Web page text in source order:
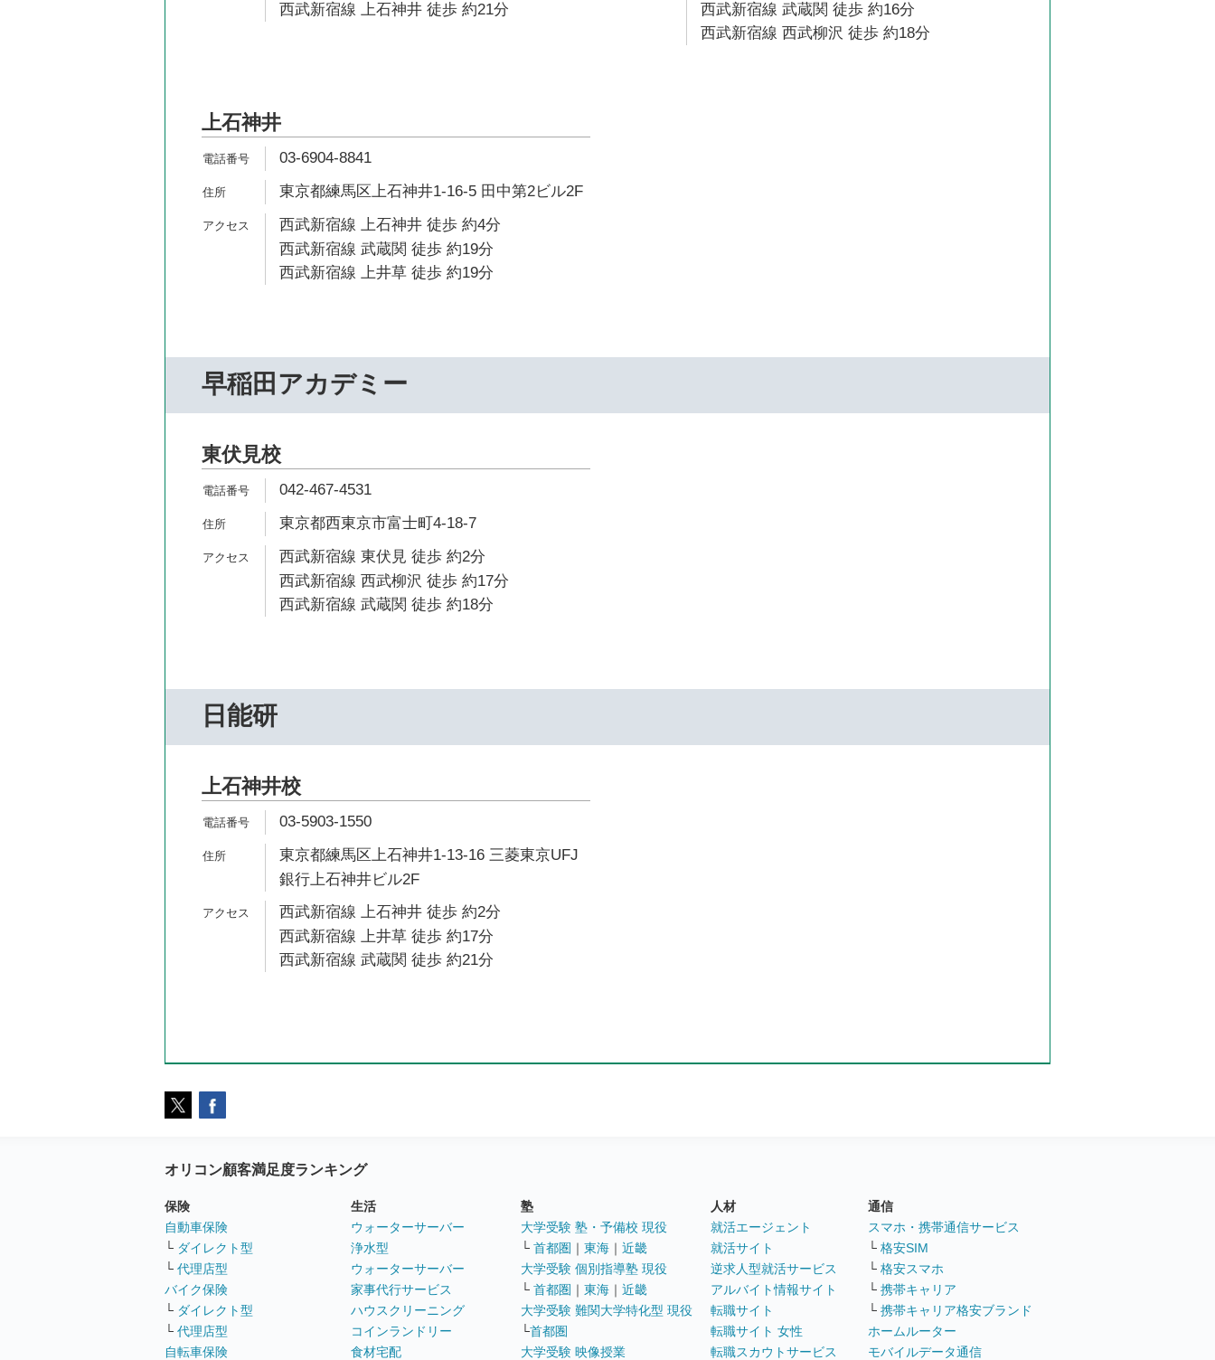
西武新宿線 上石神井 徒歩 約21分
西武新宿線 武蔵関 徒歩 約16分
西武新宿線 西武柳沢 徒歩 約18分
上石神井
03-6904-8841
東京都練馬区上石神井1-16-5 田中第2ビル2F
西武新宿線 上石神井 徒歩 約4分
西武新宿線 武蔵関 徒歩 約19分
西武新宿線 上井草 徒歩 約19分
早稲田アカデミー
東伏見校
042-467-4531
東京都西東京市富士町4-18-7
西武新宿線 東伏見 徒歩 約2分
西武新宿線 西武柳沢 徒歩 約17分
西武新宿線 武蔵関 徒歩 約18分
日能研
上石神井校
03-5903-1550
東京都練馬区上石神井1-13-16 三菱東京UFJ
銀行上石神井ビル2F
西武新宿線 上石神井 徒歩 約2分
西武新宿線 上井草 徒歩 約17分
西武新宿線 武蔵関 徒歩 約21分
オリコン顧客満足度ランキング
保険
自動車保険
└ ダイレクト型
└ 代理店型
バイク保険
└ ダイレクト型
└ 代理店型
自転車保険
生活
ウォーターサーバー
浄水型
ウォーターサーバー
家事代行サービス
ハウスクリーニング
コインランドリー
食材宅配
塾
大学受験 塾・予備校 現役
└ 首都圏 ｜ 東海 ｜ 近畿
大学受験 個別指導塾 現役
└ 首都圏 ｜ 東海 ｜ 近畿
大学受験 難関大学特化型 現役
└首都圏
大学受験 映像授業
人材
就活エージェント
就活サイト
逆求人型就活サービス
アルバイト情報サイト
転職サイト
転職サイト 女性
転職スカウトサービス
通信
スマホ・携帯通信サービス
└ 格安SIM
└ 格安スマホ
└ 携帯キャリア
└ 携帯キャリア格安ブランド
ホームルーター
モバイルデータ通信